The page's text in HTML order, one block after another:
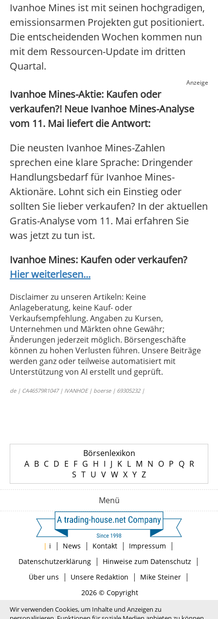
Ivanhoe Mines ist mit seinen hochgradigen,
emissionsarmen Projekten gut positioniert.
Die entscheidenden Wochen kommen nun
mit dem Ressourcen-Update im dritten
Quartal.
Anzeige
Ivanhoe Mines-Aktie: Kaufen oder
verkaufen?! Neue Ivanhoe Mines-Analyse
vom 11. Mai liefert die Antwort:
Die neusten Ivanhoe Mines-Zahlen
sprechen eine klare Sprache: Dringender
Handlungsbedarf für Ivanhoe Mines-
Aktionäre. Lohnt sich ein Einstieg oder
sollten Sie lieber verkaufen? In der aktuellen
Gratis-Analyse vom 11. Mai erfahren Sie
was jetzt zu tun ist.
Ivanhoe Mines: Kaufen oder verkaufen?
Hier weiterlesen...
Disclaimer zu unseren Artikeln: Keine
Anlageberatung, keine Kauf- oder
Verkaufsempfehlung. Angaben zu Kursen,
Unternehmen und Märkten ohne Gewähr;
Änderungen jederzeit möglich. Börsengeschäfte
können zu hohen Verlusten führen. Unsere Beiträge
werden ganz oder teilweise automatisiert mit
Unterstützung von AI erstellt und geprüft.
de | CA46579R1047 | IVANHOE | boerse | 69305232 |
Börsenlexikon
A B C D E F G H I J K L M N O P Q R
S T U V W X Y Z
Menü
| i | News | Kontakt | Impressum |
Datenschutzerklärung| Hinweise zum Datenschutz |
Über uns | Unsere Redaktion | Mike Steiner|
2026 © Copyright
Wir verwenden Cookies, um Inhalte und Anzeigen zu